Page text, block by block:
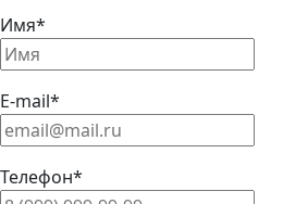
Имя*
E-mail*
Телефон*